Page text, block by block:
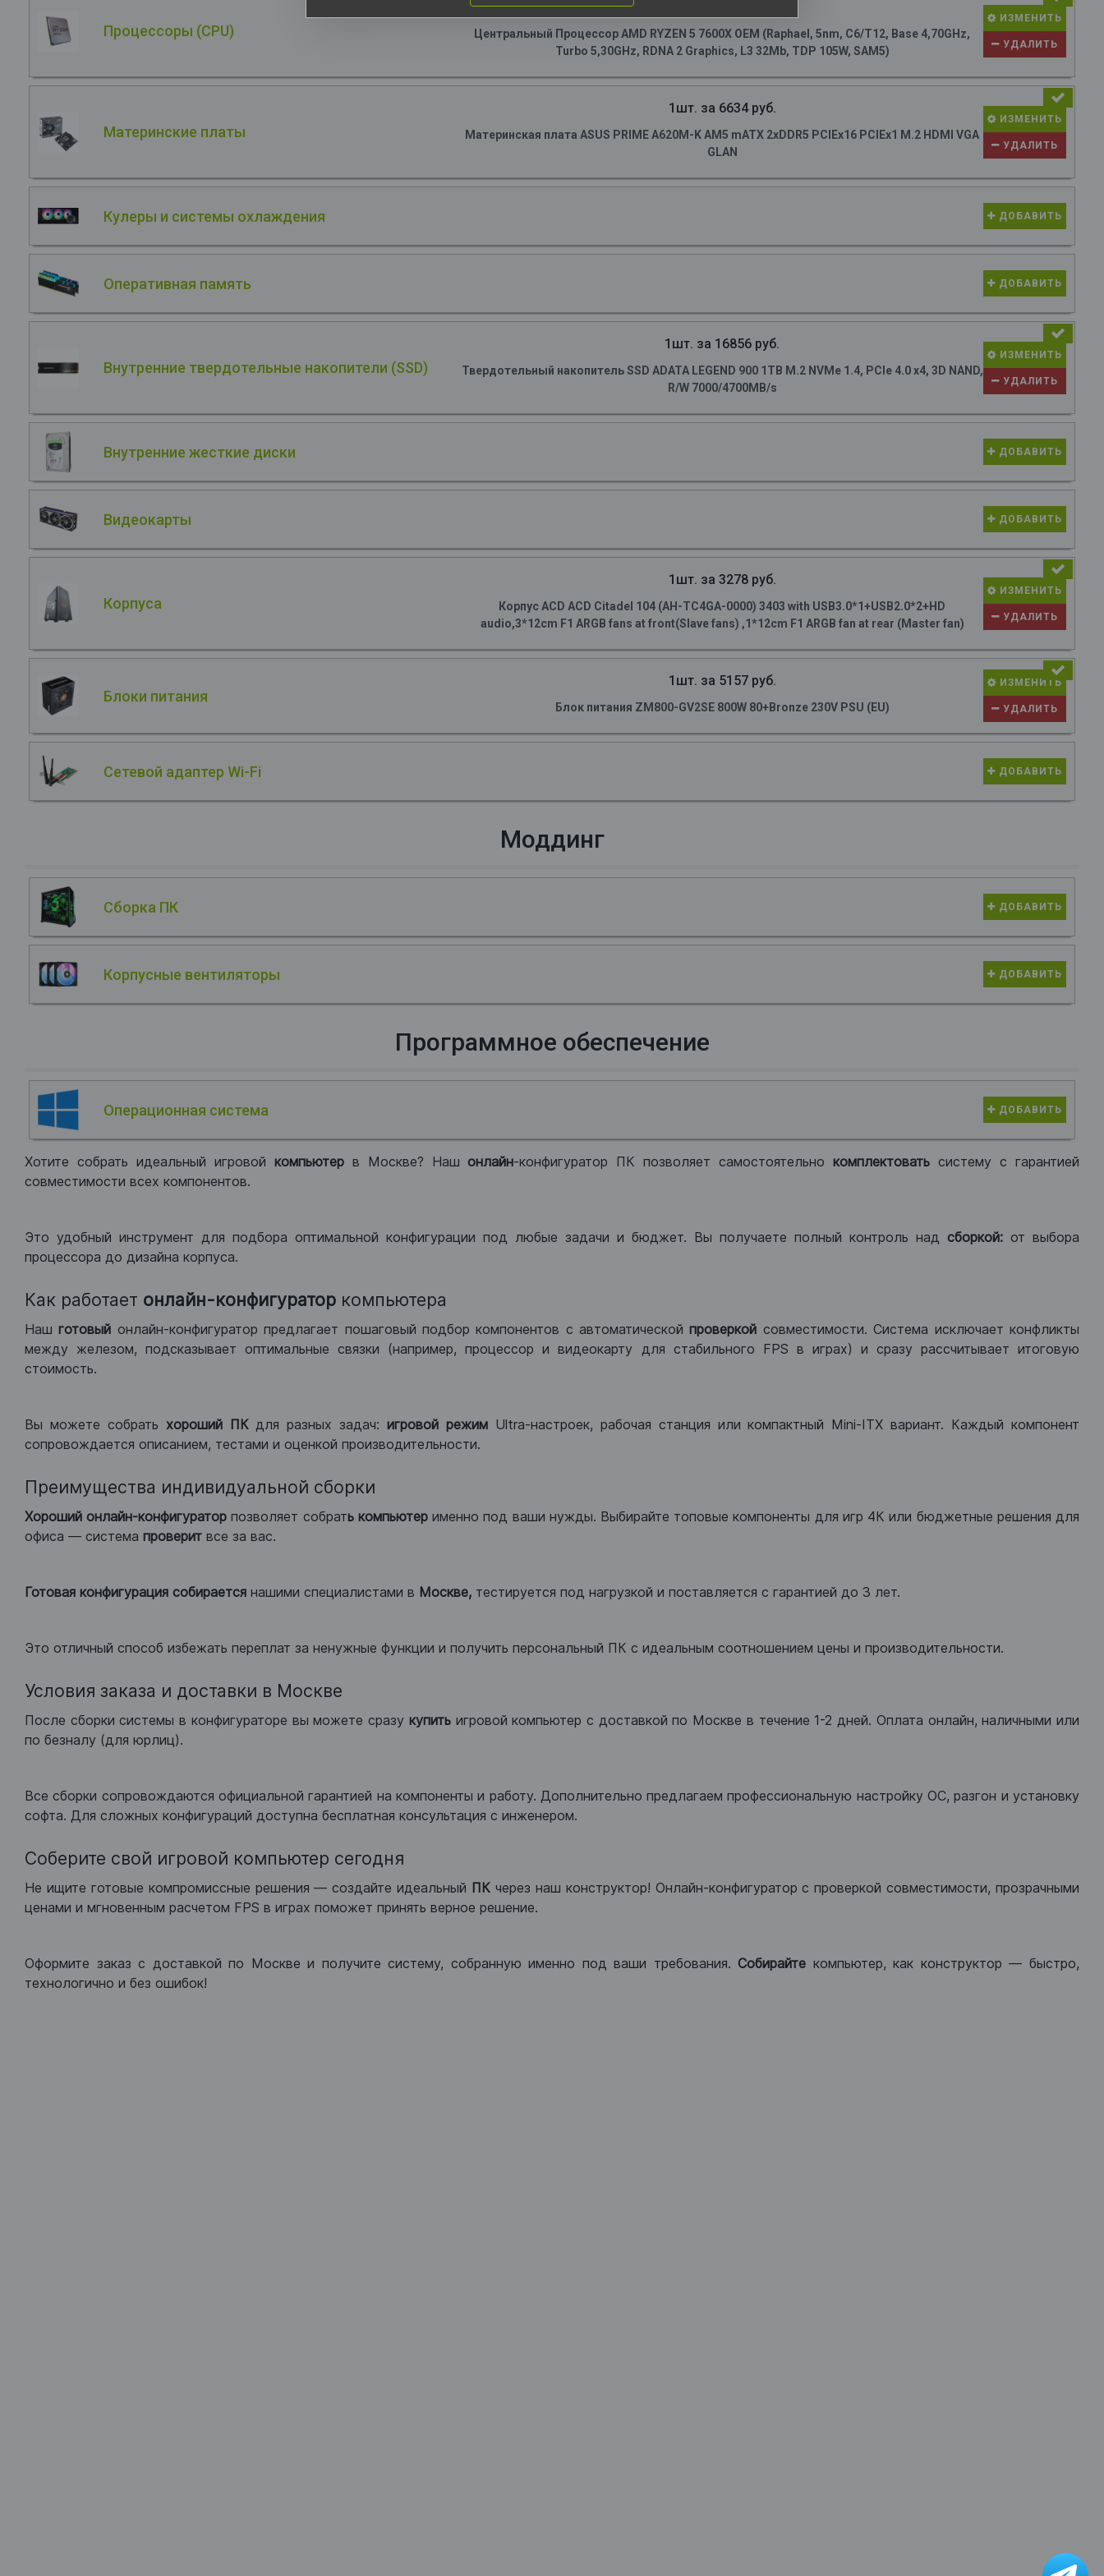
Процессоры (CPU)
Центральный Процессор AMD RYZEN 5 7600X OEM (Raphael, 5nm, C6/T12, Base 4,70GHz,
Turbo 5,30GHz, RDNA 2 Graphics, L3 32Mb, TDP 105W, SAM5)
ИЗМЕНИТЬ
УДАЛИТЬ
Материнские платы
1шт. за 6634 руб.
Материнская плата ASUS PRIME A620M-K AM5 mATX 2xDDR5 PCIEx16 PCIEx1 M.2 HDMI VGA
GLAN
ИЗМЕНИТЬ
УДАЛИТЬ
Кулеры и системы охлаждения ДОБАВИТЬ
Оперативная память ДОБАВИТЬ
Внутренние твердотельные накопители (SSD)
1шт. за 16856 руб.
Твердотельный накопитель SSD ADATA LEGEND 900 1TB M.2 NVMe 1.4, PCIe 4.0 x4, 3D NAND,
R/W 7000/4700MB/s
ИЗМЕНИТЬ
УДАЛИТЬ
Внутренние жесткие диски ДОБАВИТЬ
Видеокарты ДОБАВИТЬ
Корпуса
1шт. за 3278 руб.
Корпус ACD ACD Citadel 104 (AH-TC4GA-0000) 3403 with USB3.0*1+USB2.0*2+HD
audio,3*12cm F1 ARGB fans at front(Slave fans) ,1*12cm F1 ARGB fan at rear (Master fan)
ИЗМЕНИТЬ
УДАЛИТЬ
Блоки питания
1шт. за 5157 руб.
Блок питания ZM800-GV2SE 800W 80+Bronze 230V PSU (EU)
ИЗМЕНИТЬ
УДАЛИТЬ
Сетевой адаптер Wi-Fi ДОБАВИТЬ
Моддинг
Сборка ПК ДОБАВИТЬ
Корпусные вентиляторы ДОБАВИТЬ
Программное обеспечение
Операционная система ДОБАВИТЬ
Хотите собрать идеальный игровой компьютер в Москве? Нашонлайн-конфигуратор ПК позволяет самостоятельно комплектоватьсистему с гарантией
совместимости всех компонентов.
Это удобный инструмент для подбора оптимальной конфигурации под любые задачи и бюджет. Вы получаете полный контроль над сборкой: от выбора
процессора до дизайна корпуса.
Как работает онлайн-конфигуратор компьютера
Нашготовый онлайн-конфигуратор предлагает пошаговый подбор компонентов с автоматическойпроверкой совместимости. Система исключает конфликты
между железом, подсказывает оптимальные связки (например, процессор и видеокарту для стабильного FPS в играх) и сразу рассчитывает итоговую
стоимость.
Вы можете собрать хороший ПКдля разных задач:игровой режим Ultra-настроек, рабочая станция или компактный Mini-ITX вариант. Каждый компонент
сопровождается описанием, тестами и оценкой производительности.
Преимущества индивидуальной сборки
Хороший онлайн-конфигуратор позволяет собрать компьютерименно под ваши нужды. Выбирайте топовые компоненты для игр 4К или бюджетные решения для
офиса — система проверит все за вас.
Готовая конфигурация собирается нашими специалистами в Москве, тестируется под нагрузкой и поставляется с гарантией до 3 лет.
Это отличный способ избежать переплат за ненужные функции и получить персональный ПК с идеальным соотношением цены и производительности.
Условия заказа и доставки в Москве
После сборки системы в конфигураторе вы можете сразу купитьигровой компьютер с доставкой по Москве в течение 1-2 дней. Оплата онлайн, наличными или
по безналу (для юрлиц).
Все сборки сопровождаются официальной гарантией на компоненты и работу. Дополнительно предлагаем профессиональную настройку ОС, разгон и установку
софта. Для сложных конфигураций доступна бесплатная консультация с инженером.
Соберите свой игровой компьютер сегодня
Не ищите готовые компромиссные решения — создайте идеальный ПК через наш конструктор! Онлайн-конфигуратор с проверкой совместимости, прозрачными
ценами и мгновенным расчетом FPS в играх поможет принять верное решение.
Оформите заказ с доставкой по Москве и получите систему, собранную именно под ваши требования.Собирайте компьютер, как конструктор — быстро,
технологично и без ошибок!